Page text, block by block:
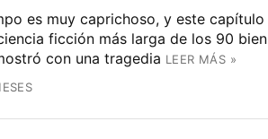
es muy caprichoso, y este capítulo
ficción más larga de los 90 bien
con una tragedia LEER MÁS »